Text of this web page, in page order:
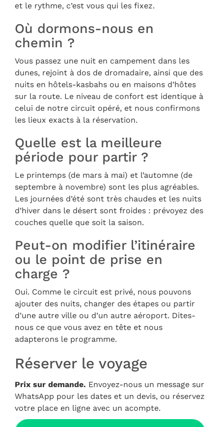
et le rythme, c’est vous qui les fixez.
Où dormons-nous en
chemin ?
Vous passez une nuit en campement dans les
dunes, rejoint à dos de dromadaire, ainsi que des
nuits en hôtels-kasbahs ou en maisons d’hôtes
sur la route. Le niveau de confort est identique à
celui de notre circuit opéré, et nous confirmons
les lieux exacts à la réservation.
Quelle est la meilleure
période pour partir ?
Le printemps (de mars à mai) et l’automne (de
septembre à novembre) sont les plus agréables.
Les journées d’été sont très chaudes et les nuits
d’hiver dans le désert sont froides : prévoyez des
couches quelle que soit la saison.
Peut-on modifier l’itinéraire
ou le point de prise en
charge ?
Oui. Comme le circuit est privé, nous pouvons
ajouter des nuits, changer des étapes ou partir
d’une autre ville ou d’un autre aéroport. Dites-
nous ce que vous avez en tête et nous
adapterons le programme.
Réserver le voyage
Prix sur demande. Envoyez-nous un message sur
WhatsApp pour les dates et un devis, ou réservez
votre place en ligne avec un acompte.